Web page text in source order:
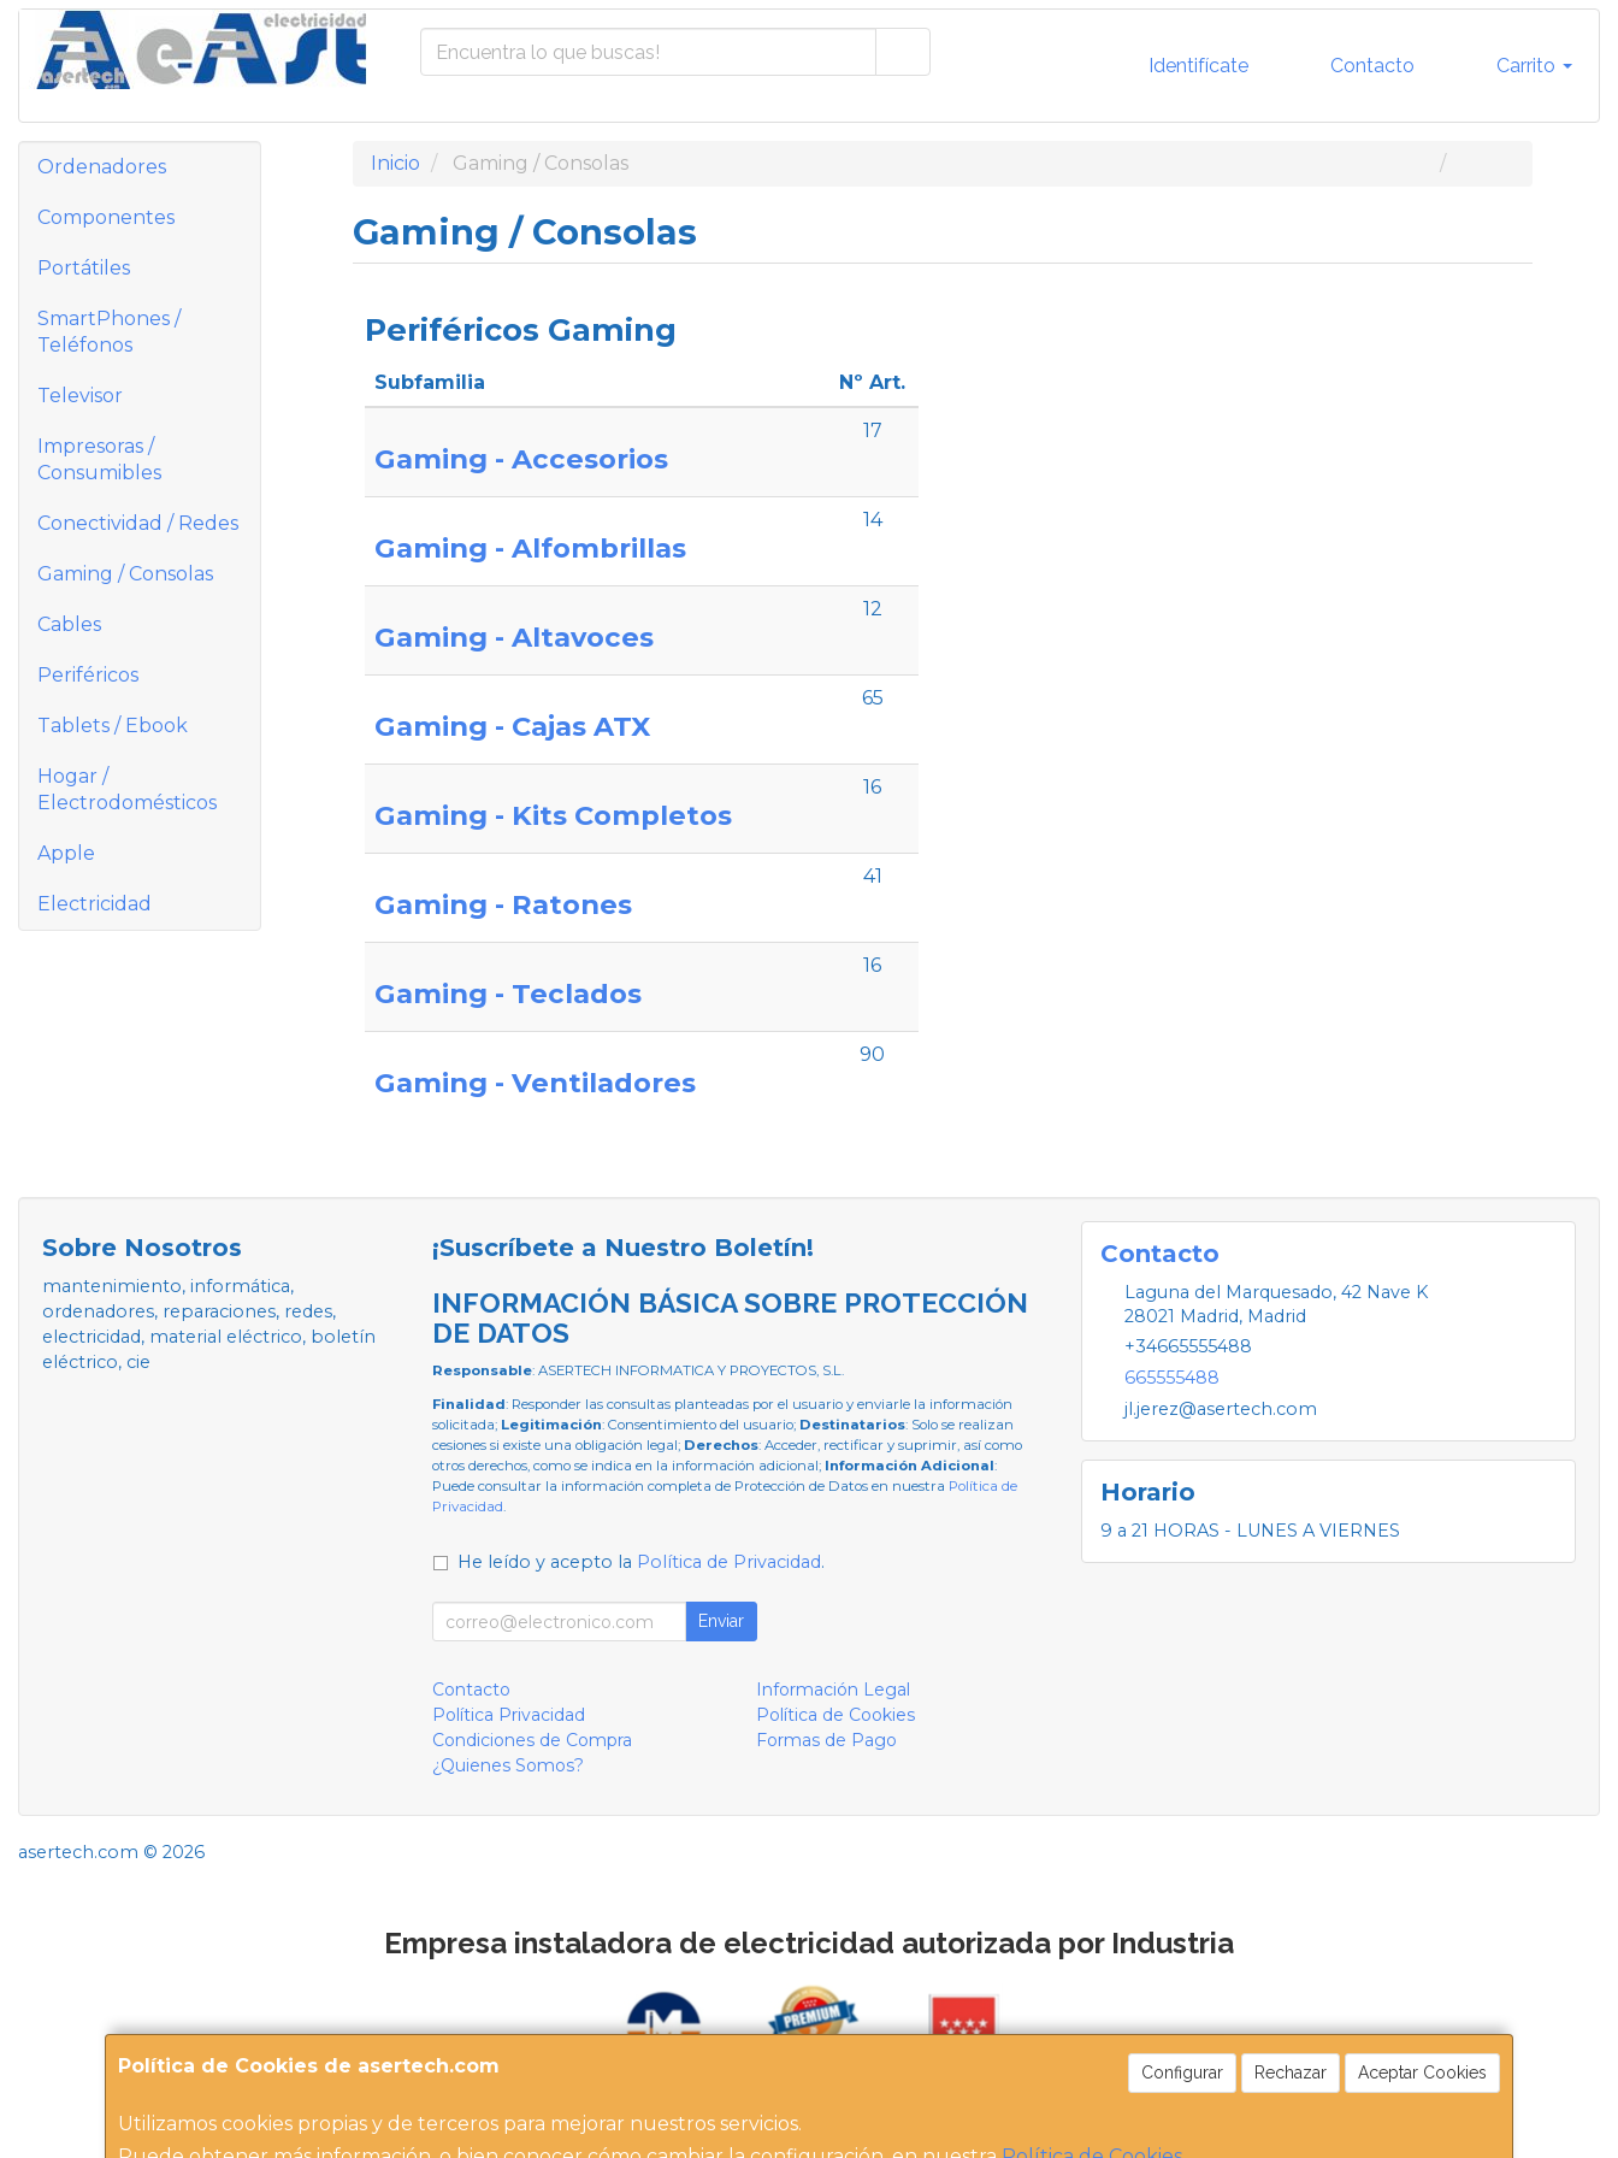
Identifícate Contacto Carrito
Ordenadores
Componentes
Portátiles
SmartPhones /
Teléfonos
Televisor
Impresoras /
Consumibles
Conectividad / Redes
Gaming / Consolas
Cables
Periféricos
Tablets / Ebook
Hogar /
Electrodomésticos
Apple
Electricidad
Inicio Gaming / Consolas
Gaming / Consolas
Periféricos Gaming
Subfamilia Nº Art.
Gaming - Accesorios
17
Gaming - Alfombrillas
14
Gaming - Altavoces
12
Gaming - Cajas ATX
65
Gaming - Kits Completos
16
Gaming - Ratones
41
Gaming - Teclados
16
Gaming - Ventiladores
90
Política de Cookies de asertech.com Configurar Rechazar Aceptar Cookies
Utilizamos cookies propias y de terceros para mejorar nuestros servicios.
Sobre Nosotros
mantenimiento, informática,
ordenadores, reparaciones, redes,
electricidad, material eléctrico, boletín
eléctrico, cie
¡Suscríbete a Nuestro Boletín!
INFORMACIÓN BÁSICA SOBRE PROTECCIÓN
DE DATOS
Responsable: ASERTECH INFORMATICA Y PROYECTOS, S.L.
Finalidad: Responder las consultas planteadas por el usuario y enviarle la información
solicitada; Legitimación: Consentimiento del usuario; Destinatarios: Solo se realizan
cesiones si existe una obligación legal; Derechos: Acceder, rectificar y suprimir, así como
otros derechos, como se indica en la información adicional; Información Adicional:
Puede consultar la información completa de Protección de Datos en nuestra Política de
Privacidad.
He leído y acepto la Política de Privacidad.
Enviar
Contacto
Información Legal
Política Privacidad
Política de Cookies
Condiciones de Compra
Formas de Pago
¿Quienes Somos?
Contacto
Laguna del Marquesado, 42 Nave K
28021 Madrid, Madrid
+34665555488
665555488
jl.jerez@asertech.com
Horario
9 a 21 HORAS - LUNES A VIERNES
asertech.com © 2026
Empresa instaladora de electricidad autorizada por Industria
https://instaladoresdemadrid.com/at_biz_dir/asertech-ip/